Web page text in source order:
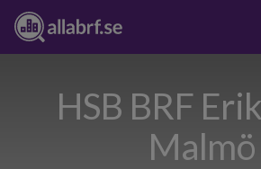
HSB BRF
Malmö